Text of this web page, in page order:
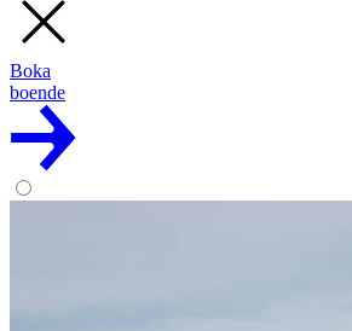
Boka
boende